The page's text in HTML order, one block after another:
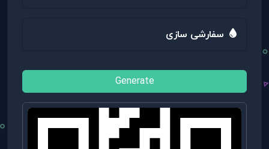
سفارشی سازی
Generate